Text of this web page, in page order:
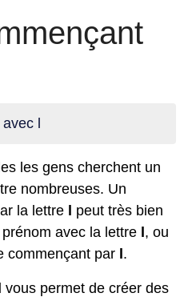
l
les gens cherchent un
nombreuses. Un
la lettre
peut très bien
avec la lettre , ou
commençant par .
vous permet de créer des